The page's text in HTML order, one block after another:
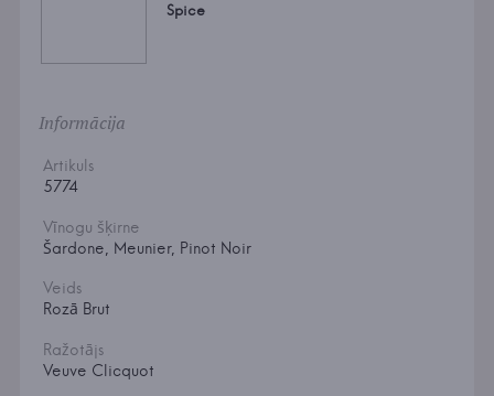
Spice
Informācija
Artikuls
5774
Vīnogu šķirne
Šardone, Meunier, Pinot Noir
Veids
Rozā Brut
Ražotājs
Veuve Clicquot